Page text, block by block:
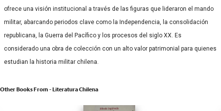
ofrece una visión institucional a través de las figuras que lideraron el mando
militar, abarcando periodos clave como la Independencia, la consolidación
republicana, la Guerra del Pacífico y los procesos del siglo XX. Es
considerado una obra de colección con un alto valor patrimonial para quienes
estudian la historia militar chilena.
Other Books From - Literatura Chilena